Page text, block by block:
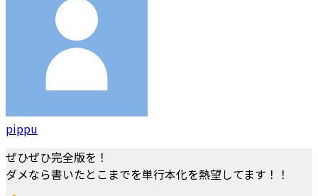
pippu
ぜひぜひ完全版を！
ダメなら書いたとこまでを単行本化を熱望してます！！